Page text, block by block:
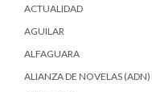
ACTUALIDAD
AGUILAR
ALFAGUARA
ALIANZA DE NOVELAS (ADN)